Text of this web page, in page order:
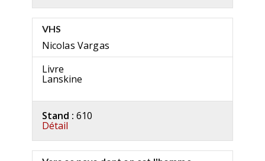
VHS
Nicolas Vargas
Livre
Lanskine
Stand : 610
Détail